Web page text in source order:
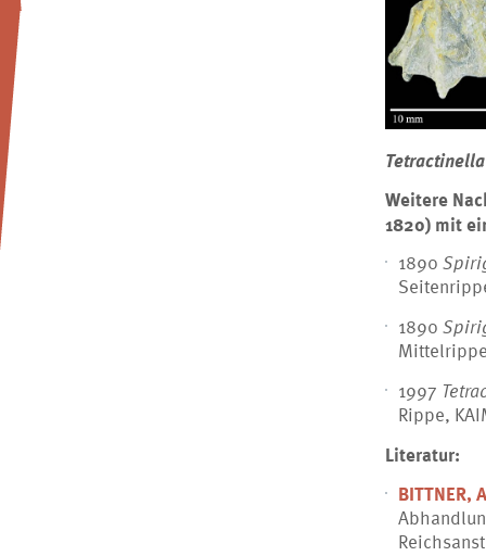
Weitere
1820) mit
1890
1890
1997
Rippe,
Literatur:
BITTNER,